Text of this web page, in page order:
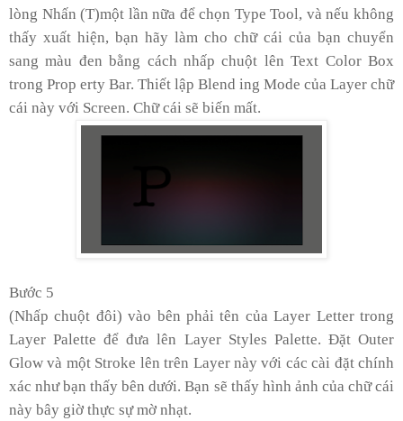
lòng Nhấn (T)một lần nữa để chọn Type Tool, và nếu không
thấy xuất hiện, bạn hãy làm cho chữ cái của bạn chuyển
sang màu đen bằng cách nhấp chuột lên Text Color Box
trong Prop erty Bar. Thiết lập Blend ing Mode của Layer chữ
cái này với Screen. Chữ cái sẽ biến mất.
Bước 5
(Nhấp chuột đôi) vào bên phải tên của Layer Letter trong
Layer Palette để đưa lên Layer Styles Palette. Đặt Outer
Glow và một Stroke lên trên Layer này với các cài đặt chính
xác như bạn thấy bên dưới. Bạn sẽ thấy hình ảnh của chữ cái
này bây giờ thực sự mờ nhạt.